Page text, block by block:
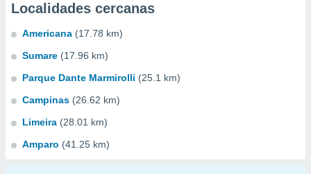
Localidades cercanas
Americana (17.78 km)
Sumare (17.96 km)
Parque Dante Marmirolli (25.1 km)
Campinas (26.62 km)
Limeira (28.01 km)
Amparo (41.25 km)